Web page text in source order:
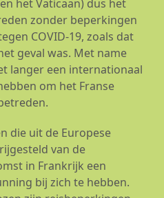
het Vaticaan) dus het
zonder beperkingen
COVID-19, zoals dat
geval was. Met name
langer een internationaal
om het Franse
die uit de Europese
van de
in Frankrijk een
bij zich te hebben.